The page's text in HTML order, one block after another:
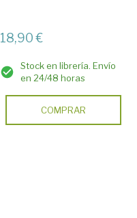
18,90 €
Stock en librería. Envío
en 24/48 horas
COMPRAR